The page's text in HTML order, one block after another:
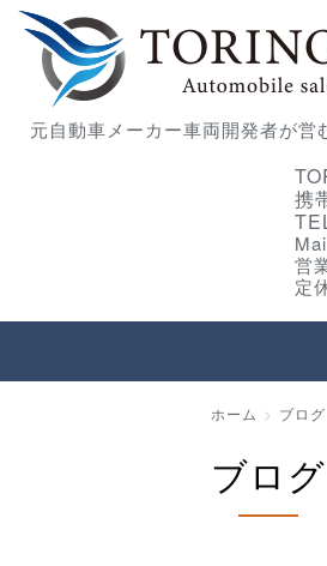
元自動車メーカー車両開発者が営
携
営
定
ホーム ブログ
ブログ